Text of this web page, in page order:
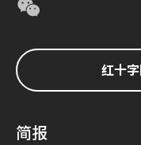
红十
简报